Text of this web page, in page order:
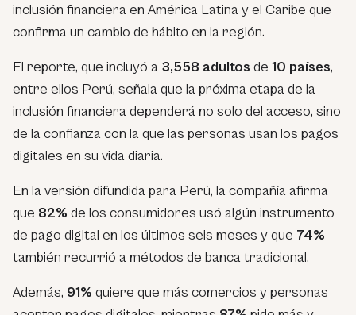
inclusión financiera en América Latina y el Caribe que
confirma un cambio de hábito en la región.
El reporte, que incluyó a 3,558 adultos de 10 países,
entre ellos Perú, señala que la próxima etapa de la
inclusión financiera dependerá no solo del acceso, sino
de la confianza con la que las personas usan los pagos
digitales en su vida diaria.
En la versión difundida para Perú, la compañía afirma
que 82% de los consumidores usó algún instrumento
de pago digital en los últimos seis meses y que 74%
también recurrió a métodos de banca tradicional.
Además, 91% quiere que más comercios y personas